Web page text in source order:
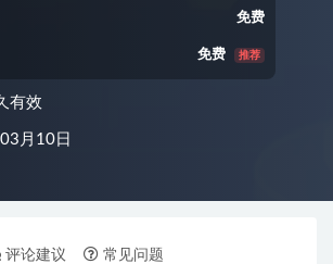
免费
免费 推荐
有效
月10日
评论建议 常见问题